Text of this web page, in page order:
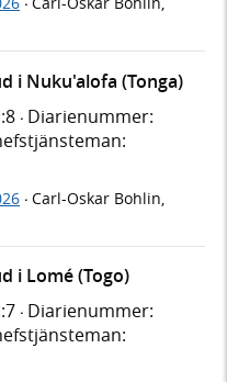
i Nuku'alofa (Tonga)
· Diarienummer:
· Carl-Oskar Bohlin,
i Lomé (Togo)
· Diarienummer: